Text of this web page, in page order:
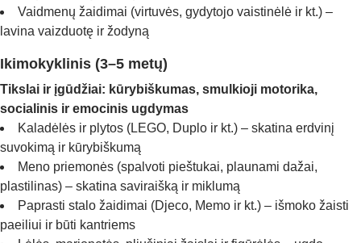
Vaidmenų žaidimai (virtuvės, gydytojo vaistinėlė ir kt.) –
lavina vaizduotę ir žodyną
Ikimokyklinis (3–5 metų)
Tikslai ir įgūdžiai: kūrybiškumas, smulkioji motorika,
socialinis ir emocinis ugdymas
Kaladėlės ir plytos (LEGO, Duplo ir kt.) – skatina erdvinį
suvokimą ir kūrybiškumą
Meno priemonės (spalvoti pieštukai, plaunami dažai,
plastilinas) – skatina saviraišką ir miklumą
Paprasti stalo žaidimai (Djeco, Memo ir kt.) – išmoko žaisti
paeiliui ir būti kantriems